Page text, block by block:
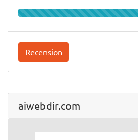
Recension
aiwebdir.com